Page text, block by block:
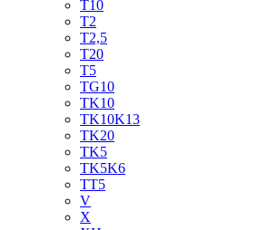
T10
T2
T2,5
T20
T5
TG10
TK10
TK10K13
TK20
TK5
TK5K6
TT5
V
X